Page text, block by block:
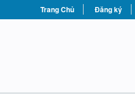
Trang Chủ Đăng ký